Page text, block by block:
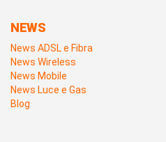
NEWS
News ADSL e Fibra
News Wireless
News Mobile
News Luce e Gas
Blog